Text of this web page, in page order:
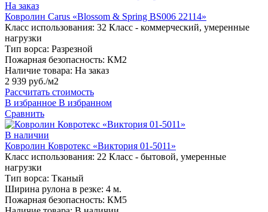
На заказ
Ковролин Carus «Blossom & Spring BS006 22114»
Класс использования: 32 Класс - коммерческий, умеренные
нагрузки
Тип ворса: Разрезной
Пожарная безопасность: КМ2
Наличие товара: На заказ
2 939 руб./м2
Рассчитать стоимость
В избранное В избранном
Сравнить
В наличии
Ковролин Ковротекс «Виктория 01-5011»
Класс использования: 22 Класс - бытовой, умеренные
нагрузки
Тип ворса: Тканый
Ширина рулона в резке: 4 м.
Пожарная безопасность: КМ5